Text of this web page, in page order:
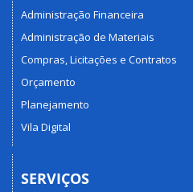
Administração Financeira
Administração de Materiais
Compras, Licitações e Contratos
Orçamento
Planejamento
Vila Digital
SERVIÇOS